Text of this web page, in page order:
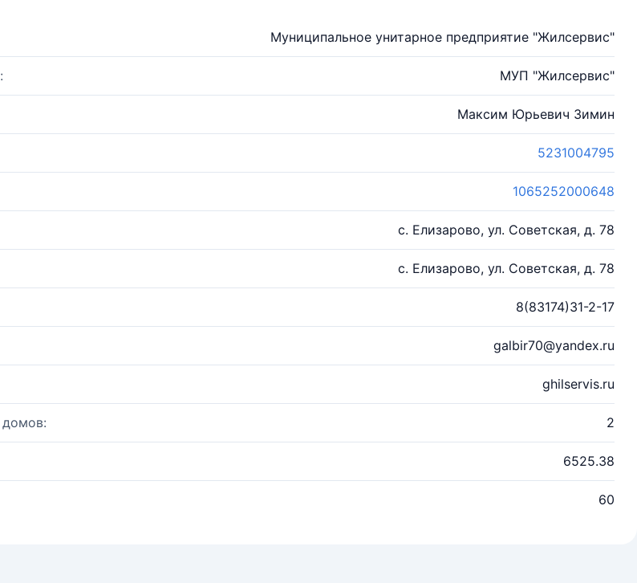
Муниципальное унитарное предприятие "Жилсервис"
МУП "Жилсервис"
Максим Юрьевич Зимин
5231004795
1065252000648
с. Елизарово, ул. Советская, д. 78
с. Елизарово, ул. Советская, д. 78
8(83174)31-2-17
galbir70@yandex.ru
ghilservis.ru
2
6525.38
60